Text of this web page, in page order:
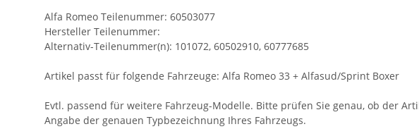
Alfa Romeo Teilenummer: 60503077
Hersteller Teilenummer:
Alternativ-Teilenummer(n): 101072, 60502910, 60777685
Artikel passt für folgende Fahrzeuge: Alfa Romeo 33 + Alfasud/Sprint Boxer
Evtl. passend für weitere Fahrzeug-Modelle. Bitte prüfen Sie genau, ob der
Angabe der genauen Typbezeichnung Ihres Fahrzeugs.